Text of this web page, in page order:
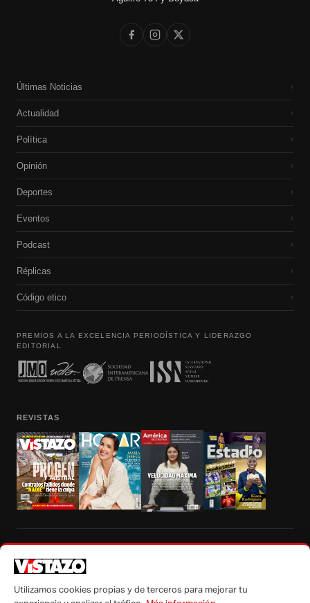
Últimas Noticias ›
Actualidad ›
Política ›
Opinión ›
Deportes ›
Eventos ›
Podcast ›
Réplicas ›
Código etico ›
PREMIOS A LA EXCELENCIA PERIODÍSTICA Y LIDERAZGO
EDITORIAL
REVISTAS
autorización escrita de su titular, de todos los contenidos de Vistazo.com.
Utilizamos cookies propias y de terceros para mejorar tu